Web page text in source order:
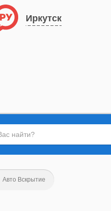
Иркутск
Авто Вскрытие